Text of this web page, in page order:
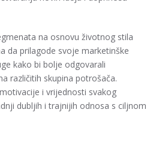
na osnovu životnog stila
da prilagode svoje marketinške
kako bi bolje odgovarali
različitih skupina potrošača.
i vrijednosti svakog
dubljih i trajnijih odnosa s ciljnom